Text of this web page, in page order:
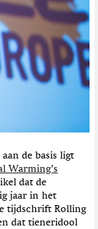
de basis ligt
Warming’s
dat de
jaar in het
tijdschrift Rolling
dat tieneridool